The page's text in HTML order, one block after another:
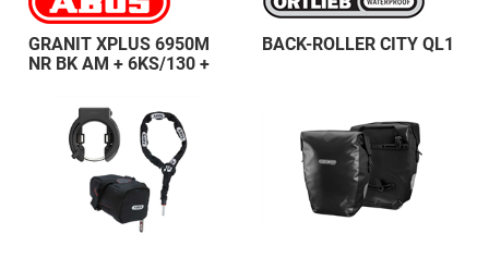
GRANIT XPLUS 6950M
NR BK AM + 6KS/130 +
BACK-ROLLER CITY QL1